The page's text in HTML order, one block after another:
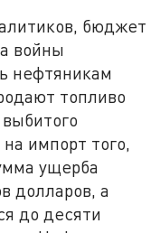
бюджет
войны
нефтяникам
топливо
импорт того,
ущерба
долларов, а
до десяти